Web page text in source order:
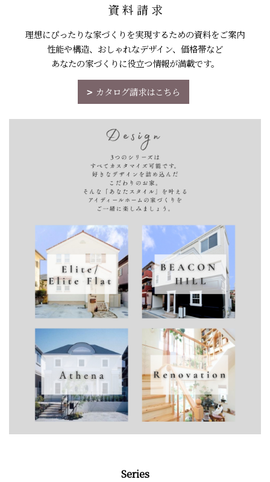
資 料 請 求
理想にぴったりな家づくりを実現するための資料をご案内
性能や構造、おしゃれなデザイン、価格帯など
あなたの家づくりに役立つ情報が満載です。
カタログ請求はこちら
Series